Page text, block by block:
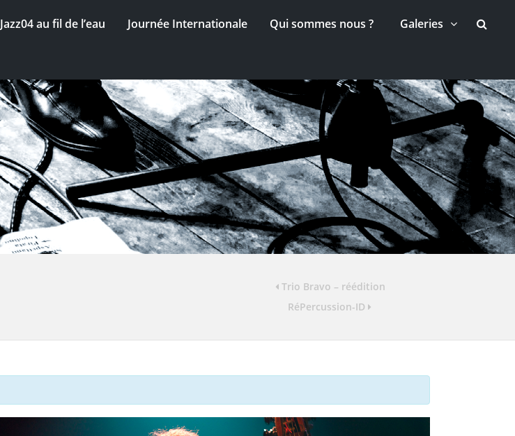
Jazz04 au fil de l’eau Journée Internationale Qui sommes nous ? Galeries
Trio Bravo – réédition
RéPercussion-ID